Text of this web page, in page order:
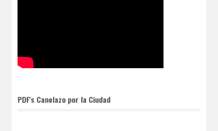
PDF's Canelazo por la Ciudad